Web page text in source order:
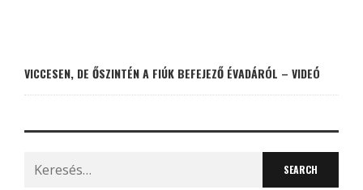
VICCESEN, DE ŐSZINTÉN A FIÚK BEFEJEZŐ ÉVADÁRÓL – VIDEÓ
Search
for: